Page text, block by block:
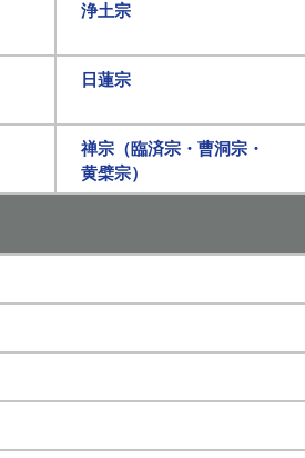
浄土宗
日蓮宗
禅宗（臨済宗・曹洞宗・
黄檗宗）